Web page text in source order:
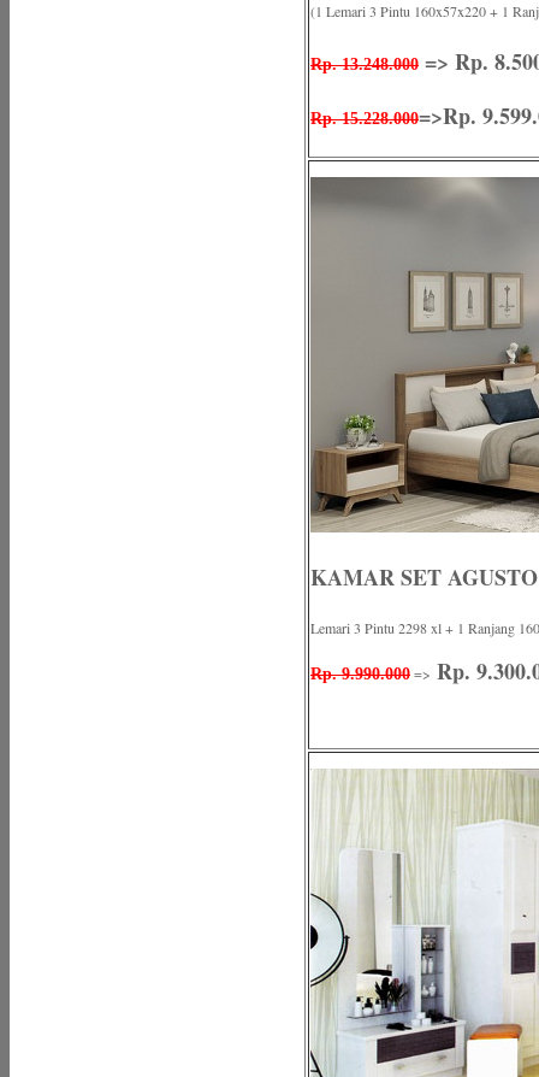
(1 Lemari 3 Pintu 160x57x220 + 1
Rp. 13.248.000 => Rp.
Rp. 15.228.000=>Rp.
KAMAR SET AGUSTO
Lemari 3 Pintu 2298 xl + 1 Ranjang
Rp. 9.990.000 => Rp.